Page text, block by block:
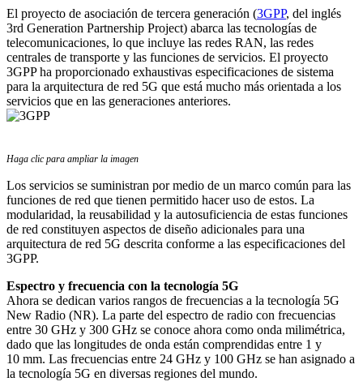
El proyecto de asociación de tercera generación (3GPP, del inglés
3rd Generation Partnership Project) abarca las tecnologías de
telecomunicaciones, lo que incluye las redes RAN, las redes
centrales de transporte y las funciones de servicios. El proyecto
3GPP ha proporcionado exhaustivas especificaciones de sistema
para la arquitectura de red 5G que está mucho más orientada a los
servicios que en las generaciones anteriores.
Haga clic para ampliar la imagen
Los servicios se suministran por medio de un marco común para las
funciones de red que tienen permitido hacer uso de estos. La
modularidad, la reusabilidad y la autosuficiencia de estas funciones
de red constituyen aspectos de diseño adicionales para una
arquitectura de red 5G descrita conforme a las especificaciones del
3GPP.
Espectro y frecuencia con la tecnología 5G
Ahora se dedican varios rangos de frecuencias a la tecnología 5G
New Radio (NR). La parte del espectro de radio con frecuencias
entre 30 GHz y 300 GHz se conoce ahora como onda milimétrica,
dado que las longitudes de onda están comprendidas entre 1 y
10 mm. Las frecuencias entre 24 GHz y 100 GHz se han asignado a
la tecnología 5G en diversas regiones del mundo.